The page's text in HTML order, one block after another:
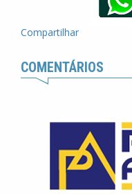
Compartilhar
COMENTÁRIOS